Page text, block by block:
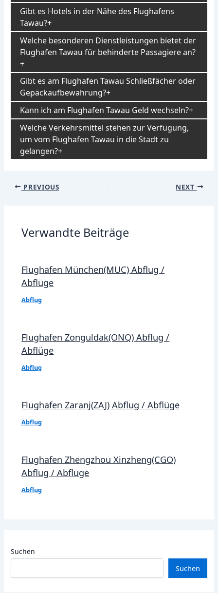
Gibt es Hotels in der Nähe des Flughafens
Tawau?
Welche besonderen Dienstleistungen bietet der
Flughafen Tawau für behinderte Passagiere an?
Gibt es am Flughafen Tawau Schließfächer oder
Gepäckaufbewahrung?
Kann ich am Flughafen Tawau Geld wechseln?
Welche Verkehrsmittel stehen zur Verfügung,
um vom Flughafen Tawau in die Stadt zu
gelangen?
Post
PREVIOUS NEXT
Verwandte Beiträge
Flughafen München(MUC) Abflug /
Abflüge
Abflug
Flughafen Zonguldak(ONQ) Abflug /
Abflüge
Abflug
Flughafen Zaranj(ZAJ) Abflug / Abflüge
Abflug
Flughafen Zhengzhou Xinzheng(CGO)
Abflug / Abflüge
Abflug
Suchen
Suchen